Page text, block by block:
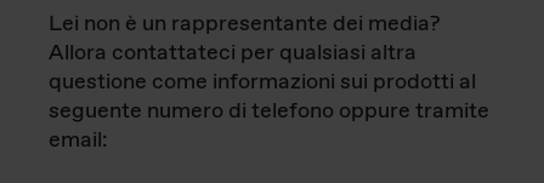
Lei non è un rappresentante dei media?
Allora contattateci per qualsiasi altra
questione come informazioni sui prodotti al
seguente numero di telefono oppure tramite
email: